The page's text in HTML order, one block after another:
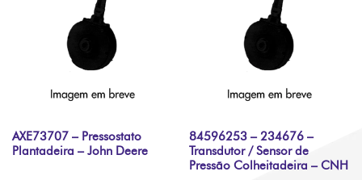
AXE73707 – Pressostato
Plantadeira – John Deere
84596253 – 234676 –
Transdutor / Sensor de
Pressão Colheitadeira – CNH